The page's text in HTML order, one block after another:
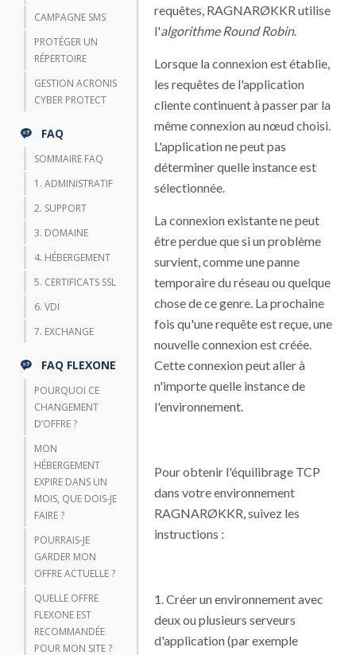
CAMPAGNE SMS
PROTÉGER UN
RÉPERTOIRE
GESTION ACRONIS
CYBER PROTECT
FAQ
SOMMAIRE FAQ
1. ADMINISTRATIF
2. SUPPORT
3. DOMAINE
4. HÉBERGEMENT
5. CERTIFICATS SSL
6. VDI
7. EXCHANGE
FAQ FLEXONE
POURQUOI CE
CHANGEMENT
D’OFFRE ?
MON
HÉBERGEMENT
EXPIRE DANS UN
MOIS, QUE DOIS-JE
FAIRE ?
POURRAIS-JE
GARDER MON
OFFRE ACTUELLE ?
QUELLE OFFRE
FLEXONE EST
RECOMMANDÉE
POUR MON SITE ?
requêtes, RAGNARØKKR utilise
l'algorithme Round Robin.
Lorsque la connexion est établie,
les requêtes de l'application
cliente continuent à passer par la
même connexion au nœud choisi.
L'application ne peut pas
déterminer quelle instance est
sélectionnée.
La connexion existante ne peut
être perdue que si un problème
survient, comme une panne
temporaire du réseau ou quelque
chose de ce genre. La prochaine
fois qu'une requête est reçue, une
nouvelle connexion est créée.
Cette connexion peut aller à
n'importe quelle instance de
l'environnement.
Pour obtenir l'équilibrage TCP
dans votre environnement
RAGNARØKKR, suivez les
instructions :
1. Créer un environnement avec
deux ou plusieurs serveurs
d'application (par exemple